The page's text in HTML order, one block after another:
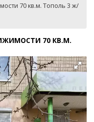
70 кв.м. Тополь 3 ж/
70 КВ.М.